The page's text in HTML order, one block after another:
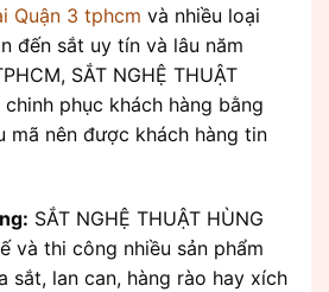
Quận 3 tphcm và nhiều loại
đến sắt uy tín và lâu năm
SẮT NGHỆ THUẬT
chinh phục khách hàng bằng
mã nên được khách hàng tin
SẮT NGHỆ THUẬT HÙNG
và thi công nhiều sản phẩm
sắt, lan can, hàng rào hay xích